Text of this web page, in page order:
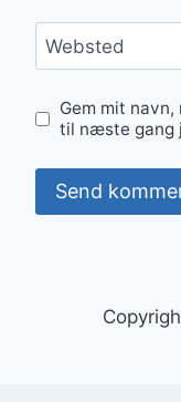
Websted
Gem mit
til næste gang